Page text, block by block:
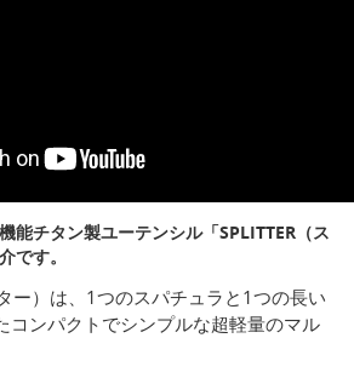
能チタン製ユーテンシル「SPLITTER（ス
です。
ー）は、1つのスパチュラと1つの長い
コンパクトでシンプルな超軽量のマル